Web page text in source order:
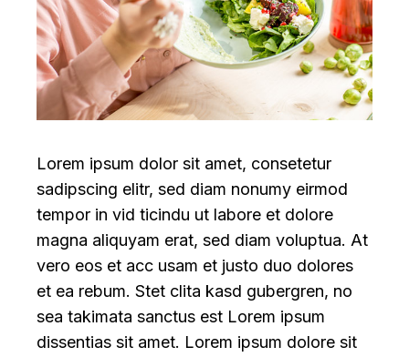
Lorem ipsum dolor sit amet, consetetur
sadipscing elitr, sed diam nonumy eirmod
tempor in vid ticindu ut labore et dolore
magna aliquyam erat, sed diam voluptua. At
vero eos et acc usam et justo duo dolores
et ea rebum. Stet clita kasd gubergren, no
sea takimata sanctus est Lorem ipsum
dissentias sit amet. Lorem ipsum dolore sit